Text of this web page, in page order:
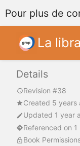
Pour plus de
La
Details
Revision #38
Created 5 years
Updated 1 year
Referenced on 1
Book